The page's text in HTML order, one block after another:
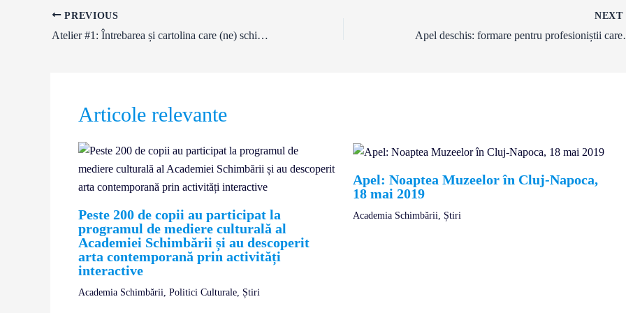
PREVIOUS
Atelier #1: Întrebarea și cartolina care (ne) schimbă lumea
NEXT
Apel deschis:
Articole relevante
Peste 200 de copii au participat la
programul de mediere culturală al
Academiei Schimbării și au descoperit
arta contemporană prin activități
interactive
Academia Schimbării, Politici Culturale, Știri
Apel: Noaptea Muzeelor în Cluj-Napoca,
18 mai 2019
Academia Schimbării Știri